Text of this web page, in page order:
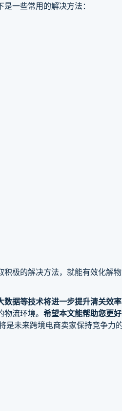
一些常用的解决方法：
极的解决方法，就能有效化解
数据等技术将进一步提升清关效
物流环境。希望本文能帮助您更
是未来跨境电商卖家保持竞争力